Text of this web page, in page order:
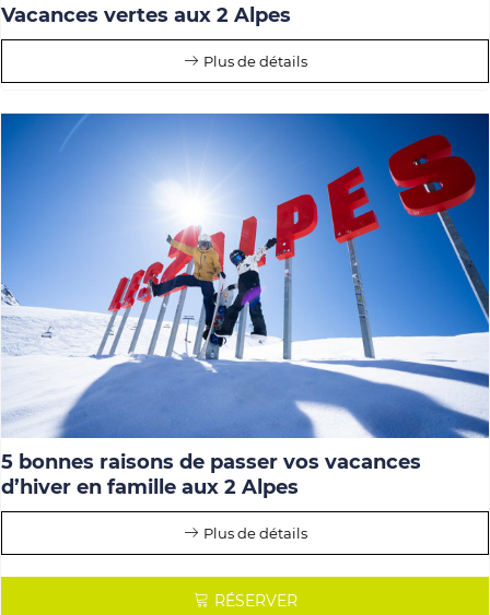
Vacances vertes aux 2 Alpes
Plus de détails
5 bonnes raisons de passer vos vacances
d’hiver en famille aux 2 Alpes
Plus de détails
RÉSERVER